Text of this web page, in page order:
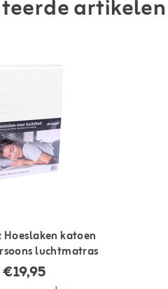
artikelen
katoen
luchtmatras
€19,95